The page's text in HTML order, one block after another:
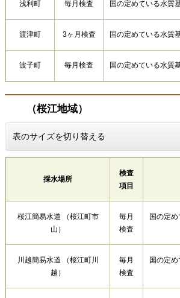
浅利町 毎月検査 国の定めている水質
渡津町 3ヶ月検査 国の定めている水質
波子町 毎月検査 国の定めている水質
（桜江地域）
表のサイズを切り替える
採水場所
検査
項目
桜江簡易水道 （桜江町市
山）
毎月
検査
国の定
川越簡易水道 （桜江町川
越）
毎月
検査
国の定